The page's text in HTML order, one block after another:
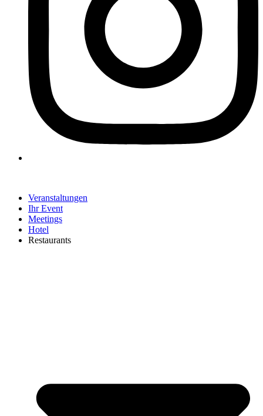
Veranstaltungen
Ihr Event
Meetings
Hotel
Restaurants